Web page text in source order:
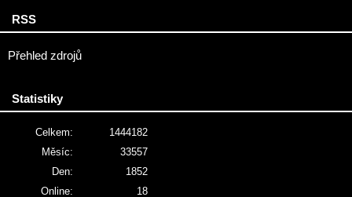
RSS
Přehled zdrojů
Statistiky
Online: 18
Celkem:
1444182
Měsíc:
33557
Den:
1852